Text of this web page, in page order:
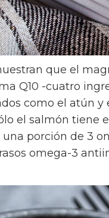
que el
Q10 -cuatro
como el atún y
el salmón tiene
porción de 3
omega-3